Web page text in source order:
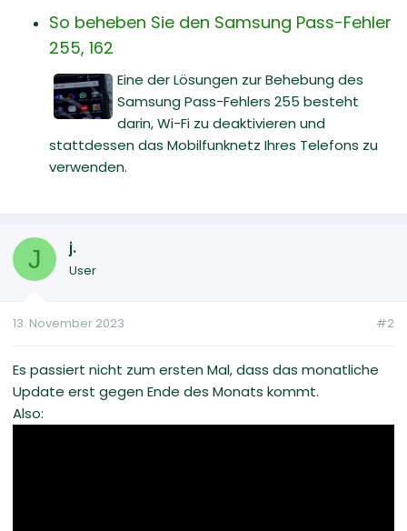
So beheben Sie den Samsung Pass-Fehler
255, 162
Eine der Lösungen zur Behebung des
Samsung Pass-Fehlers 255 besteht
darin, Wi-Fi zu deaktivieren und
stattdessen das Mobilfunknetz Ihres Telefons zu
verwenden.
J j.
User
13. November 2023 #2
Es passiert nicht zum ersten Mal, dass das monatliche
Update erst gegen Ende des Monats kommt.
Also: